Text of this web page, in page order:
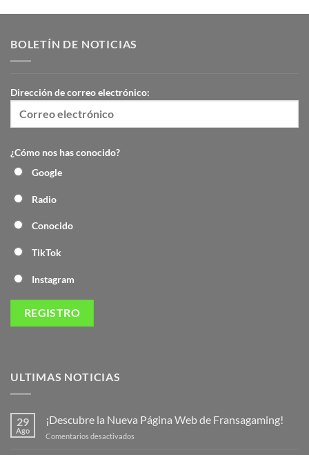
BOLETÍN DE NOTICIAS
Dirección de correo electrónico:
¿Cómo nos has conocido?
Google
Radio
Conocido
TikTok
Instagram
ULTIMAS NOTICIAS
29
Ago
¡Descubre la Nueva Página Web de Fransagaming!
Comentarios desactivados